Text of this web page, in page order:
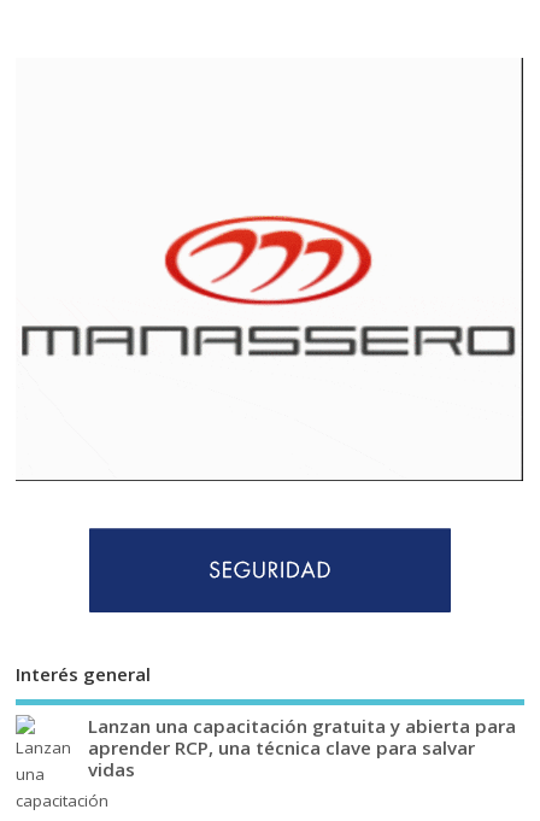
Interés general
Lanzan una capacitación gratuita y abierta para
aprender RCP, una técnica clave para salvar
vidas